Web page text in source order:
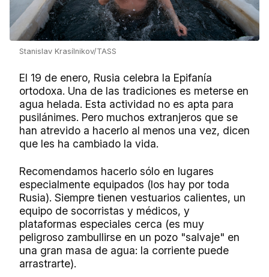
Stanislav Krasílnikov/TASS
El 19 de enero, Rusia celebra la Epifanía
ortodoxa. Una de las tradiciones es meterse en
agua helada. Esta actividad no es apta para
pusilánimes. Pero muchos extranjeros que se
han atrevido a hacerlo al menos una vez, dicen
que les ha cambiado la vida.
Recomendamos hacerlo sólo en lugares
especialmente equipados (los hay por toda
Rusia). Siempre tienen vestuarios calientes, un
equipo de socorristas y médicos, y
plataformas especiales cerca (es muy
peligroso zambullirse en un pozo "salvaje" en
una gran masa de agua: la corriente puede
arrastrarte).